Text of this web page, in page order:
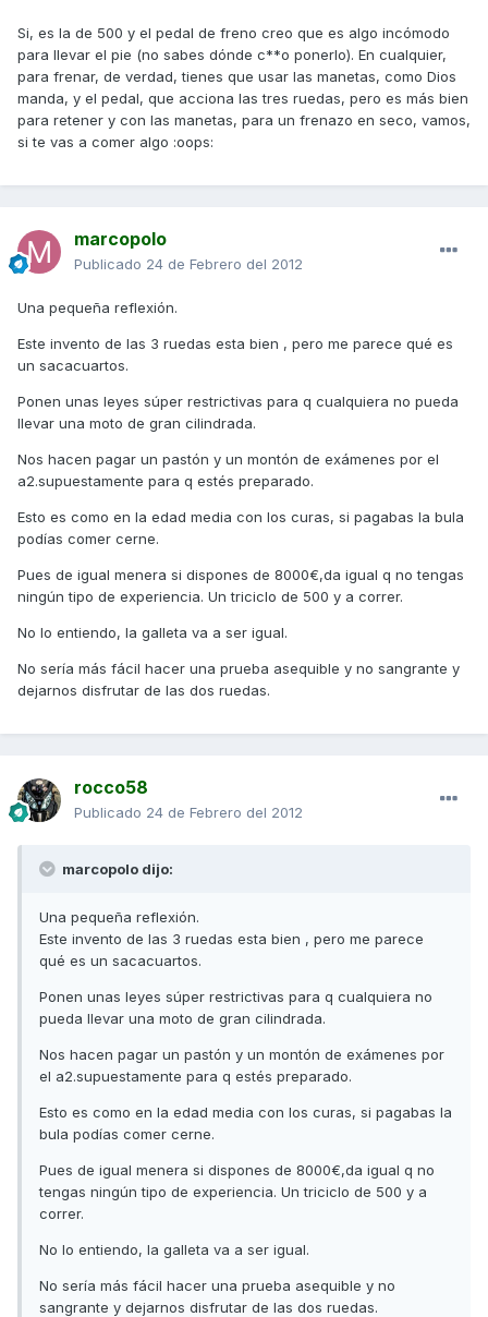
Si, es la de 500 y el pedal de freno creo que es algo incómodo
para llevar el pie (no sabes dónde c**o ponerlo). En cualquier,
para frenar, de verdad, tienes que usar las manetas, como Dios
manda, y el pedal, que acciona las tres ruedas, pero es más bien
para retener y con las manetas, para un frenazo en seco, vamos,
si te vas a comer algo :oops:
marcopolo
Publicado 24 de Febrero del 2012
Una pequeña reflexión.
Este invento de las 3 ruedas esta bien , pero me parece qué es
un sacacuartos.
Ponen unas leyes súper restrictivas para q cualquiera no pueda
llevar una moto de gran cilindrada.
Nos hacen pagar un pastón y un montón de exámenes por el
a2.supuestamente para q estés preparado.
Esto es como en la edad media con los curas, si pagabas la bula
podías comer cerne.
Pues de igual menera si dispones de 8000€,da igual q no tengas
ningún tipo de experiencia. Un triciclo de 500 y a correr.
No lo entiendo, la galleta va a ser igual.
No sería más fácil hacer una prueba asequible y no sangrante y
dejarnos disfrutar de las dos ruedas.
rocco58
Publicado 24 de Febrero del 2012
marcopolo dijo:
Una pequeña reflexión.
Este invento de las 3 ruedas esta bien , pero me parece
qué es un sacacuartos.
Ponen unas leyes súper restrictivas para q cualquiera no
pueda llevar una moto de gran cilindrada.
Nos hacen pagar un pastón y un montón de exámenes por
el a2.supuestamente para q estés preparado.
Esto es como en la edad media con los curas, si pagabas la
bula podías comer cerne.
Pues de igual menera si dispones de 8000€,da igual q no
tengas ningún tipo de experiencia. Un triciclo de 500 y a
correr.
No lo entiendo, la galleta va a ser igual.
No sería más fácil hacer una prueba asequible y no
sangrante y dejarnos disfrutar de las dos ruedas.